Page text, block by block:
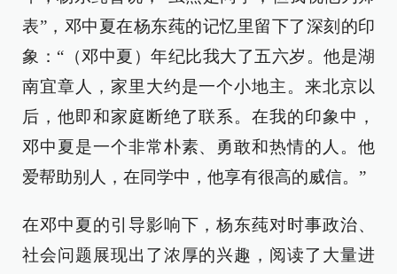
表”，邓中夏在杨东莼的记忆里留下了深刻的印
象：“（邓中夏）年纪比我大了五六岁。他是湖
南宜章人，家里大约是一个小地主。来北京以
后，他即和家庭断绝了联系。在我的印象中，
邓中夏是一个非常朴素、勇敢和热情的人。他
爱帮助别人，在同学中，他享有很高的威信。”
在邓中夏的引导影响下，杨东莼对时事政治、
社会问题展现出了浓厚的兴趣，阅读了大量进